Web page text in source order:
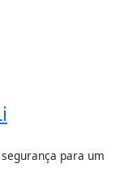
para um